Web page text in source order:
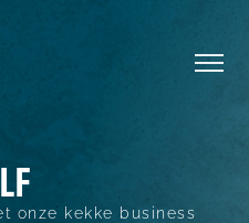
onze kekke business